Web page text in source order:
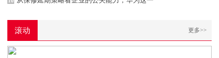
滚动 更多>>